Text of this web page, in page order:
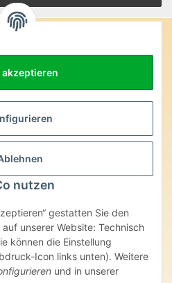
akzeptieren
nutzen
gestatten Sie den
unserer Website: Technisch
können die Einstellung
Icon links unten). Weitere
und in unserer
zugeordnet. Wir weisen
alle gemachten Aussagen bzgl.
seelisch-mental-geistig) einzelner
weder medizinisch anerkannt oder
sind. Die gemachten Angaben
und langjähriger
nie den Besuch beim Arzt
kein Medikamentenersatz. Auch
Sinne keine Diagnose- oder